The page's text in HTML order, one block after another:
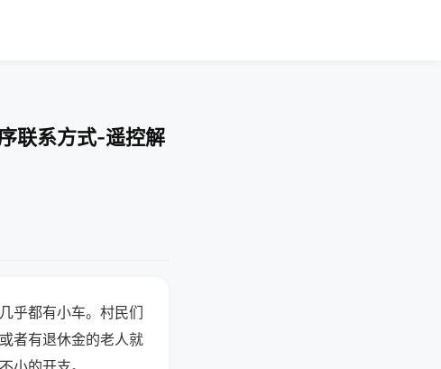
联系方式-遥控解
乎都有小车。村民们
者有退休金的老人就